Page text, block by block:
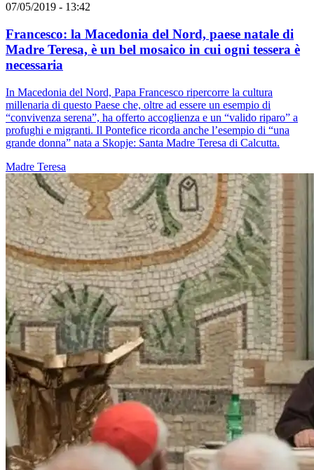
07/05/2019 - 13:42
Francesco: la Macedonia del Nord, paese natale di
Madre Teresa, è un bel mosaico in cui ogni tessera è
necessaria
In Macedonia del Nord, Papa Francesco ripercorre la cultura
millenaria di questo Paese che, oltre ad essere un esempio di
“convivenza serena”, ha offerto accoglienza e un “valido riparo” a
profughi e migranti. Il Pontefice ricorda anche l’esempio di “una
grande donna” nata a Skopje: Santa Madre Teresa di Calcutta.
Madre Teresa